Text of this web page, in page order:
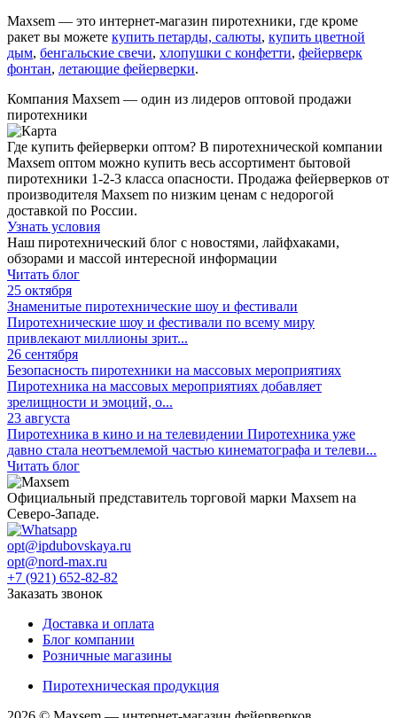
Maxsem — это интернет-магазин пиротехники, где кроме
ракет вы можете купить петарды, салюты, купить цветной
дым, бенгальские свечи, хлопушки с конфетти, фейерверк
фонтан, летающие фейерверки.
Компания Maxsem — один из лидеров оптовой продажи
пиротехники
Где купить фейерверки оптом? В пиротехнической компании
Maxsem оптом можно купить весь ассортимент бытовой
пиротехники 1-2-3 класса опасности. Продажа фейерверков от
производителя Maxsem по низким ценам с недорогой
доставкой по России.
Узнать условия
Наш пиротехнический блог с новостями, лайфхаками,
обзорами и массой интересной информации
Читать блог
25 октября
Знаменитые пиротехнические шоу и фестивали
Пиротехнические шоу и фестивали по всему миру
привлекают миллионы зрит...
26 сентября
Безопасность пиротехники на массовых мероприятиях
Пиротехника на массовых мероприятиях добавляет
зрелищности и эмоций, о...
23 августа
Пиротехника в кино и на телевидении Пиротехника уже
давно стала неотъемлемой частью кинематографа и телеви...
Читать блог
Официальный представитель торговой марки Maxsem на
Северо-Западе.
opt@ipdubovskaya.ru
opt@nord-max.ru
+7 (921) 652-82-82
Заказать звонок
Доставка и оплата
Блог компании
Розничные магазины
Пиротехническая продукция